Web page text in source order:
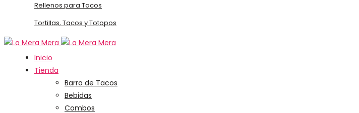
Rellenos para Tacos
Tortillas, Tacos y Totopos
Inicio
Tienda
Barra de Tacos
Bebidas
Combos